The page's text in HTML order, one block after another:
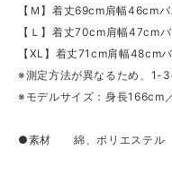
【Ｍ】着丈69cm肩幅46cm
【Ｌ】着丈70cm肩幅47cm
【XL】着丈71cm肩幅48cm
※測定方法が異なるため、1-
※モデルサイズ：身長
●素材 綿、ポリエステル